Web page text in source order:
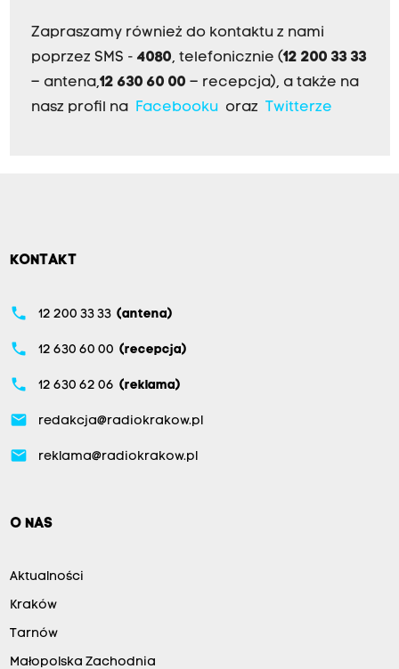
Zapraszamy również do kontaktu z nami
poprzez SMS - 4080, telefonicznie (12 200 33 33
– antena,12 630 60 00 – recepcja), a także na
nasz profil na
Facebookuoraz Twitterze
KONTAKT
phone 12 200 33 33 (antena)
phone 12 630 60 00 (recepcja)
phone 12 630 62 06 (reklama)
email redakcja@radiokrakow.pl
email reklama@radiokrakow.pl
O NAS
Aktualności
Kraków
Tarnów
Małopolska Zachodnia